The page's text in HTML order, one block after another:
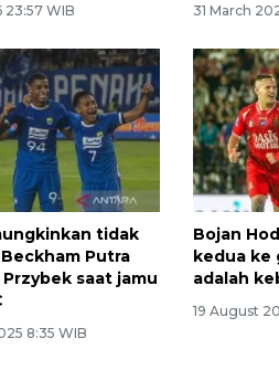
23:57 WIB 31 March
tidak
Putra
saat jamu
8:35 WIB
Bojan
kedua ke
adalah
19 August